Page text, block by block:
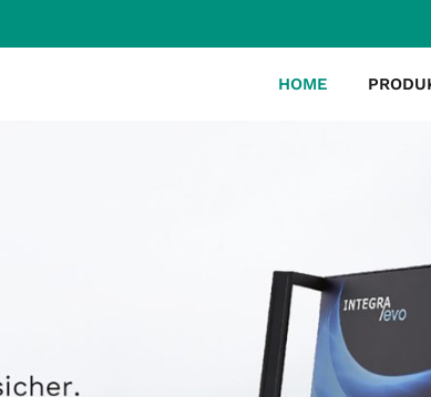
HOME